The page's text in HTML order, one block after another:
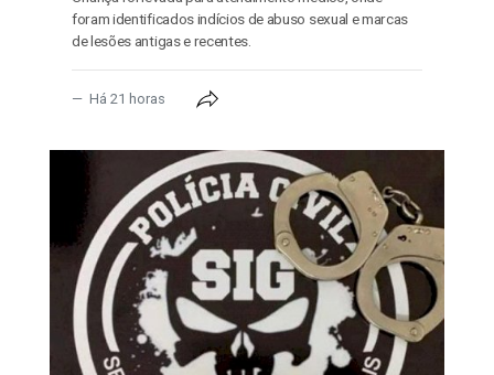
foram identificados indícios de abuso sexual e marcas
de lesões antigas e recentes.
Há 21 horas